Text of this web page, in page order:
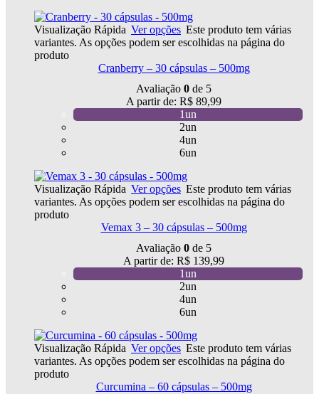
Visualização Rápida Ver opções Este produto tem várias
variantes. As opções podem ser escolhidas na página do
produto
Cranberry – 30 cápsulas – 500mg
Avaliação 0 de 5
A partir de: R$ 89,99
1un
2un
4un
6un
Visualização Rápida Ver opções Este produto tem várias
variantes. As opções podem ser escolhidas na página do
produto
Vemax 3 – 30 cápsulas – 500mg
Avaliação 0 de 5
A partir de: R$ 139,99
1un
2un
4un
6un
Visualização Rápida Ver opções Este produto tem várias
variantes. As opções podem ser escolhidas na página do
produto
Curcumina – 60 cápsulas – 500mg